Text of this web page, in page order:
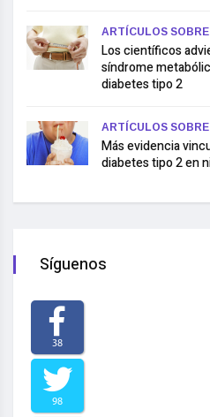
ARTÍCULOS
Los científicos
síndrome
diabetes tipo 2
ARTÍCULOS
Más evidencia
diabetes tipo 2 en
Síguenos
38
98